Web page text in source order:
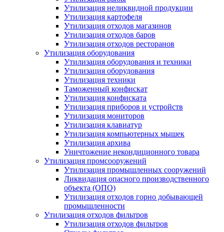
Утилизация неликвидной продукции
Утилизация картофеля
Утилизация отходов магазинов
Утилизация отходов баров
Утилизация отходов ресторанов
Утилизация оборудования
Утилизация оборудования и техники
Утилизация оборудования
Утилизация техники
Таможенный конфискат
Утилизация конфиската
Утилизация приборов и устройств
Утилизация мониторов
Утилизация клавиатур
Утилизация компьютерных мышек
Утилизация архива
Уничтожение некондиционного товара
Утилизация промсооружений
Утилизация промышленных сооружений
Ликвидация опасного производственного
объекта (ОПО)
Утилизация отходов горно добывающей
промышленности
Утилизация отходов фильтров
Утилизация отходов фильтров